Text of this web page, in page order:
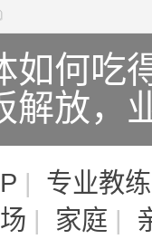
如何吃
解放，
|
专业教练
| 家庭 |